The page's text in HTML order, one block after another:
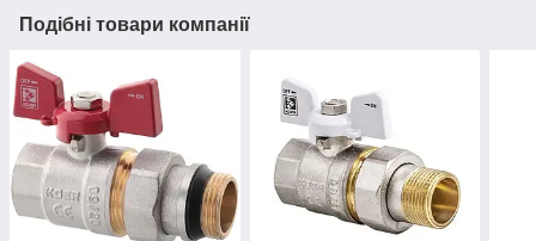
Подібні товари компанії